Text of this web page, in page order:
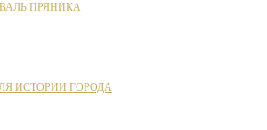
ПРЯНИКА
ИСТОРИИ ГОРОДА